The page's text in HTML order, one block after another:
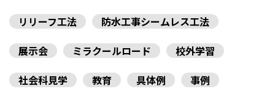
リリーフ工法
防水工事シームレス工法
展示会
ミラクールロード
校外学習
社会科見学
教育 具体例
事例